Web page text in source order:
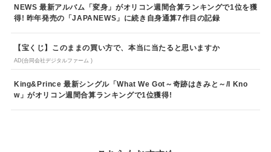
NEWS 最新アルバム「変身」がオリコン週間合算ランキングで1位を獲
得! 昨年発売の「JAPANEWS」に続き自身通算7作目の記録
【宝くじ】このままの買い方で、本当に当たると思いますか
AD(合同会社デジタルファーム )
King&Prince 最新シングル「What We Got～奇跡はきみと～/I Kno
w」がオリコン週間合算ランキングで1位獲得!